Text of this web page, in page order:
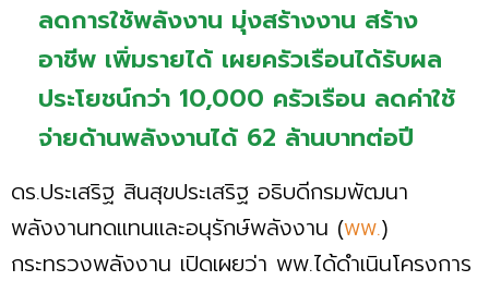
ลดการใช้พลังงาน มุ่งสร้างงาน สร้าง
อาชีพ เพิ่มรายได้ เผยครัวเรือนได้รับผล
ประโยชน์กว่า 10,000 ครัวเรือน ลดค่าใช้
จ่ายด้านพลังงานได้ 62 ล้านบาทต่อปี
ดร.ประเสริฐ สินสุขประเสริฐ อธิบดีกรมพัฒนา
พลังงานทดแทนและอนุรักษ์พลังงาน (พพ.)
กระทรวงพลังงาน เปิดเผยว่า พพ.ได้ดำเนินโครงการ